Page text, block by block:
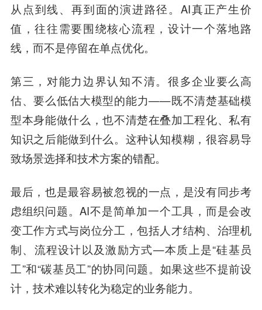
从点到线、再到面的演进路径。AI真正产生价
值，往往需要围绕核心流程，设计一个落地路
线，而不是停留在单点优化。
第三，对能力边界认知不清。很多企业要么高
估、要么低估大模型的能力——既不清楚基础模
型本身能做什么，也不清楚在叠加工程化、私有
知识之后能做到什么。这种认知模糊，很容易导
致场景选择和技术方案的错配。
最后，也是最容易被忽视的一点，是没有同步考
虑组织问题。AI不是简单加一个工具，而是会改
变工作方式与岗位分工，包括人才结构、治理机
制、流程设计以及激励方式—本质上是“硅基员
工”和“碳基员工”的协同问题。如果这些不提前设
计，技术难以转化为稳定的业务能力。